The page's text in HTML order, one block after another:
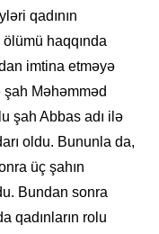
qadının
haqqında
imtina etməyə
Məhəmməd
şah Abbas adı ilə
oldu. Bununla da,
üç şahın
Bundan sonra
qadınların rolu